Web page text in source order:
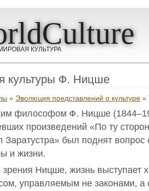
КУЛЬТУРА
культуры Ф. Ницше
» Эволюция представлений о культуре »
философом Ф. Ницше
произведений «По ту
Заратустра» был поднят
и жизни.
зрения Ницше, жизнь выступает
управляемым не законами, а